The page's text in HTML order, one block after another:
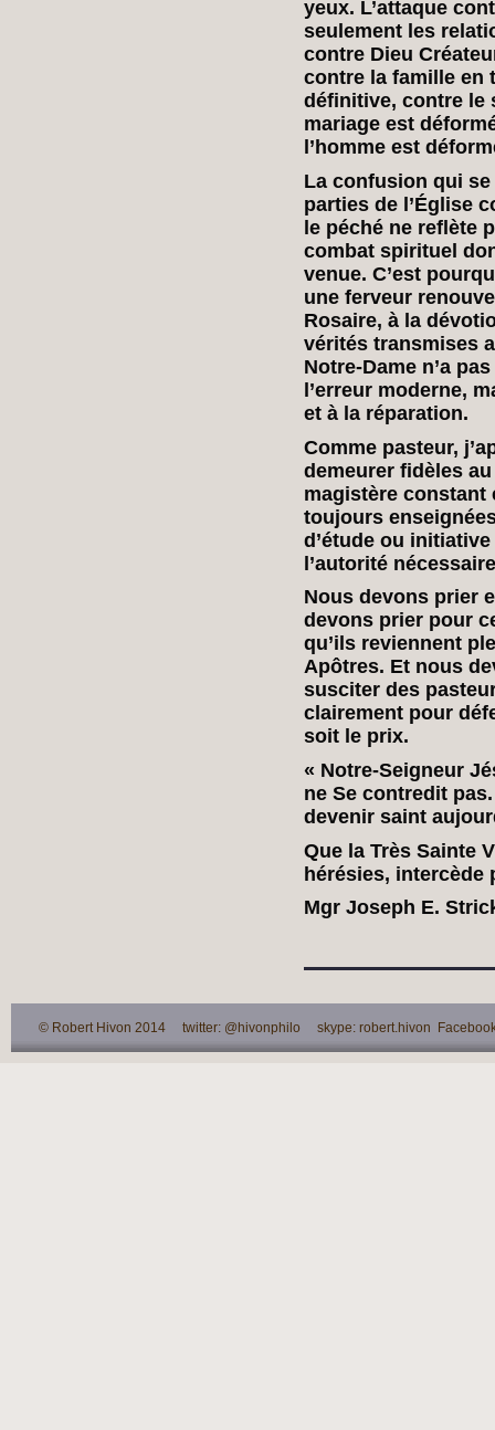
yeux. L’attaque
seulement les
contre Dieu
contre la famille en
définitive, contre le
mariage est
l’homme est
La confusion qui
parties de l’Église
le péché ne reflète
combat spirituel
venue. C’est
une ferveur
Rosaire, à la
vérités transmises
Notre-Dame n’a
l’erreur moderne,
et à la réparation.
Comme pasteur,
demeurer fidèles
magistère constant
toujours
d’étude ou
l’autorité
Nous devons prier
devons prier pour
qu’ils reviennent
Apôtres. Et nous
susciter des
clairement pour
soit le prix.
« Notre-Seigneur
ne Se contredit
devenir saint
Que la Très Sainte
hérésies, intercède
Mgr Joseph E.
© Robert Hivon 2014 twitter: @hivonphilo skype: robert.hivon